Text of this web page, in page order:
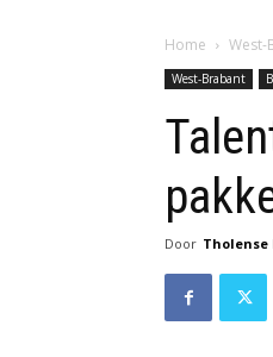
Home West-
West-Brabant
Door Tholense